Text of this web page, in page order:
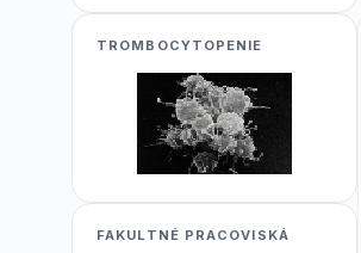
TROMBOCYTOPENIE
FAKULTNÉ PRACOVISKÁ